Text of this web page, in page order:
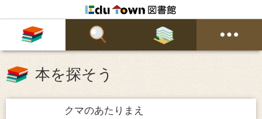
本を探そう
クマのあたりまえ